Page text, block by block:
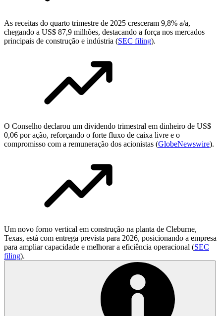
As receitas do quarto trimestre de 2025 cresceram 9,8% a/a,
chegando a US$ 87,9 milhões, destacando a força nos mercados
principais de construção e indústria (SEC filing).
O Conselho declarou um dividendo trimestral em dinheiro de US$
0,06 por ação, reforçando o forte fluxo de caixa livre e o
compromisso com a remuneração dos acionistas (GlobeNewswire).
Um novo forno vertical em construção na planta de Cleburne,
Texas, está com entrega prevista para 2026, posicionando a empresa
para ampliar capacidade e melhorar a eficiência operacional (SEC
filing).